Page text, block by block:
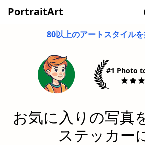
PortraitArt
80以上のアートスタイル
#1 Photo
お気に入りの写真
ステッカー